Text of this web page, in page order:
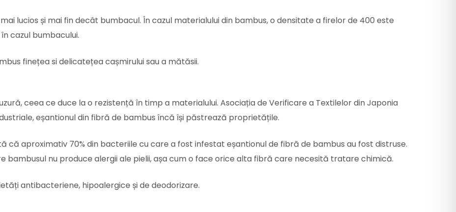
lucios și mai fin decât bumbacul. În cazul materialului din bambus, o densitate a firelor de 400 este
cazul bumbacului.
finețea si delicatețea cașmirului sau a mătăsii.
ceea ce duce la o rezistență în timp a materialului. Asociația de Verificare a Textilelor din Japonia
eșantionul din fibră de bambus încă își păstrează proprietățile.
că aproximativ 70% din bacteriile cu care a fost infestat eșantionul de fibră de bambus au fost distruse.
nu produce alergii ale pielii, așa cum o face orice alta fibră care necesită tratare chimică.
antibacteriene, hipoalergice și de deodorizare.